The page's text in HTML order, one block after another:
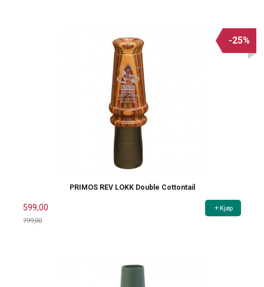
PRIMOS REV LOKK Double Cottontail
599,00
799,00
-25%
Kjøp